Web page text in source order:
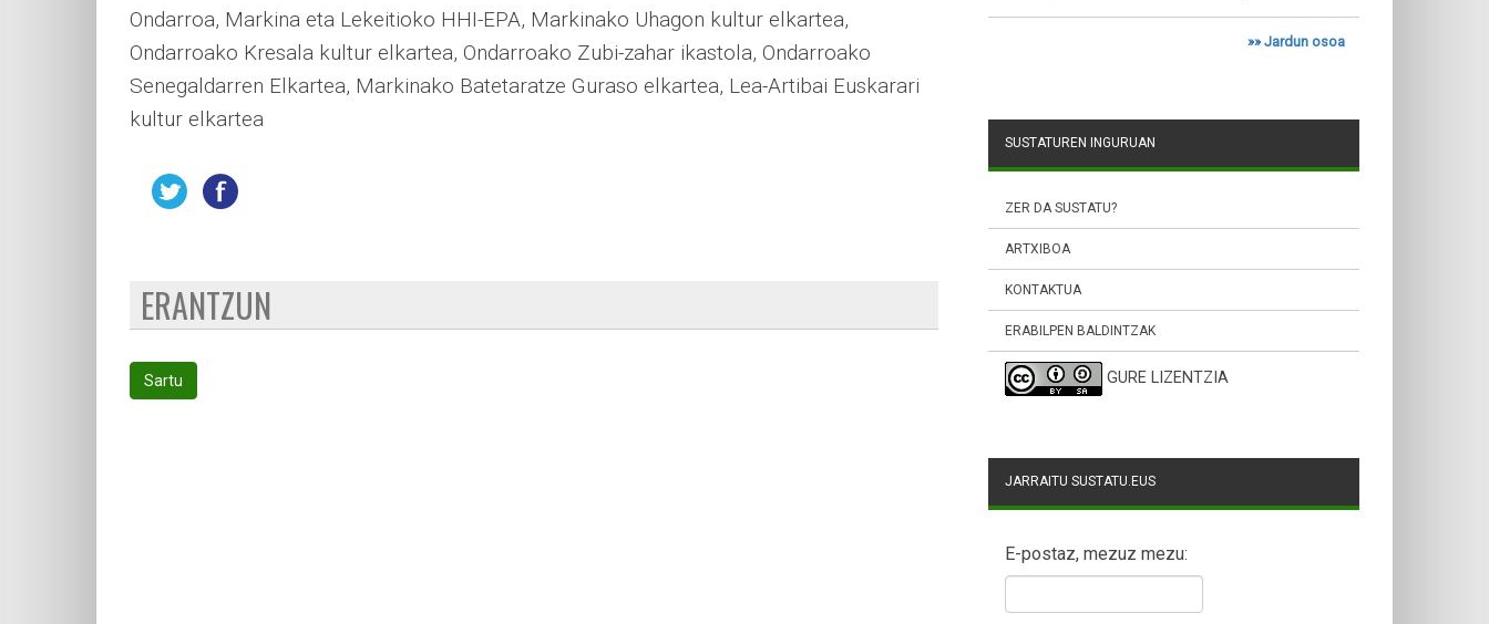
Ondarroa, Markina eta Lekeitioko HHI-EPA, Markinako Uhagon kultur elkartea,
Ondarroako Kresala kultur elkartea, Ondarroako Zubi-zahar ikastola, Ondarroako
Senegaldarren Elkartea, Markinako Batetaratze Guraso elkartea, Lea-Artibai Euskarari
kultur elkartea
ERANTZUN
Sartu
»»Jardun osoa
SUSTATUREN INGURUAN
ZER DA SUSTATU?
ARTXIBOA
KONTAKTUA
ERABILPEN BALDINTZAK
GURE LIZENTZIA
JARRAITU SUSTATU.EUS
E-postaz, mezuz mezu: